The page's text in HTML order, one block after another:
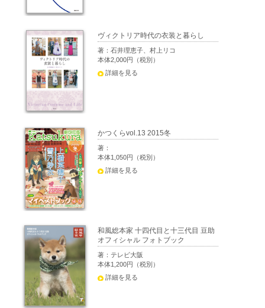
ヴィクトリア時代の衣装と暮らし
著：石井理恵子、村上リコ
本体2,000円（税別）
詳細を見る
かつくらvol.13 2015冬
著：
本体1,050円（税別）
詳細を見る
和風総本家 十四代目と十三代目 豆助
オフィシャル フォトブック
著：テレビ大阪
本体1,200円（税別）
詳細を見る